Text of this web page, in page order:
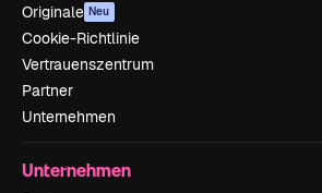
Originale Neu
Cookie-Richtlinie
Vertrauenszentrum
Partner
Unternehmen
Unternehmen